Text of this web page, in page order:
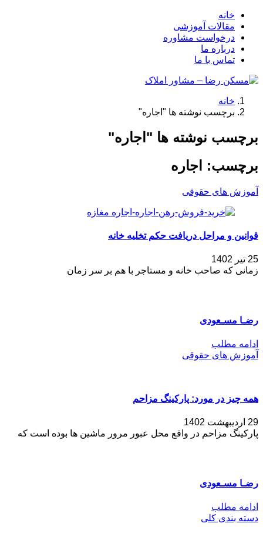
خانه
مقالات آموزشی
درخواست مشاوره
درباره ما
تماس با ما
خانه
برچسب نوشته ها "اجاره"
برچسب نوشته ها "اجاره"
برچسب:
اجاره
آموزش های حقوقی
قوانین و مراحل دریافت حکم تخلیه خانه
25 تیر 1402
زمانی که صاحب خانه و مستاجر با هم بر سر زمان
رضـا مسـعودی
ادامه مطلب
آموزش های حقوقی
همه چیز در مورد: پارکینگ مزاحم
29 اردیبهشت 1402
پارکینگ مزاحم در واقع محل عبور مرور ماشین ها بوده است که
رضـا مسـعودی
ادامه مطلب
دسته بندی کلی